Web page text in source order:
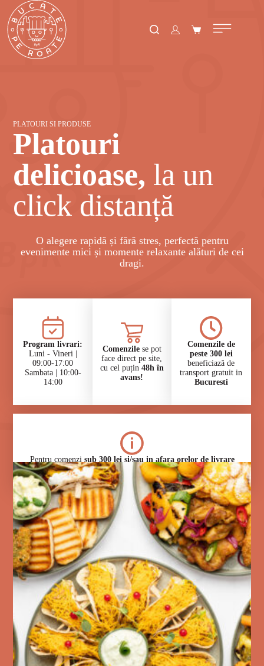
PLATOURI SI PRODUSE
Platouri
delicioase, la un
click distanță
O alegere rapidă și fără stres, perfectă pentru
evenimente mici și momente relaxante alături de cei
dragi.
⁠Program livrari:
Luni - Vineri |
09:00-17:00
Sambata | 10:00-
14:00
Comenzilese pot
face direct pe site,
cu cel puțin 48h în
avans!
Comenzile de
peste 300 lei
beneficiază de
transport gratuit in
Bucuresti
⁠Pentru comenzi sub 300 lei si/sau in afara orelor de livrare
si/sau in anumite zone din Ilfovse vor aplica taxe specifice.